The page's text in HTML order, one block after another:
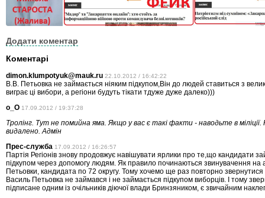
Додати коментар
Коментарі
dimon.klumpotyuk@mauk.ru 22.10.2012 / 16:42:22
В.В. Петьовка не займається ніяким підкупом,Він до людей ставиться з
виграє ці вибори, а регіони будуть тікати тдуже дуже далеко)))
о_О 17.09.2012 / 19:37:28
Тролінг. Тут не помийна яма. Якщо у вас є такі факти - наводьте в
видалено. Адмін
Прес-служба 17.09.2012 / 16:26:57
Партія Регіонів знову продовжує навішувати ярлики про те,що кандидати
підкупом через допомогу людям. Як правило починаються звинувачення на
Петьовки, кандидата по 72 округу. Тому хочемо ще раз повторно
Василь Петьовка не займався і не займається підкупом виборців. І тому
підписане одним із очільників діючої влади Бринзяником, є звичайним